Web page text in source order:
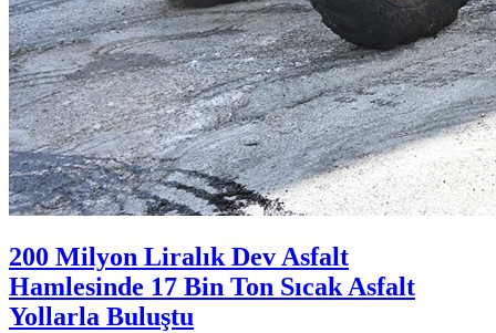
200 Milyon Liralık Dev Asfalt
Hamlesinde 17 Bin Ton Sıcak Asfalt
Yollarla Buluştu